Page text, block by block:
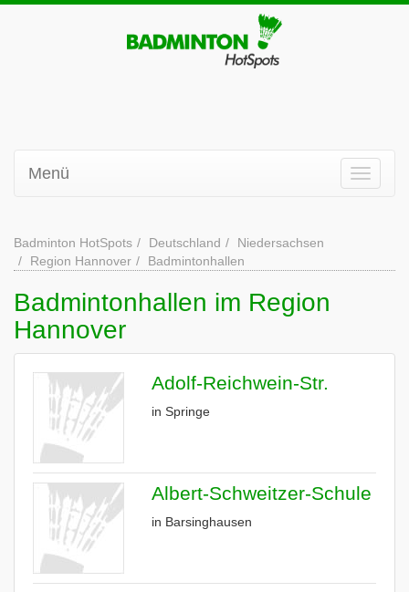
Menü
Badminton HotSpots Deutschland
Niedersachsen
Region Hannover
Badmintonhallen
Badmintonhallen im Region
Hannover
Adolf-Reichwein-Str.
in Springe
Albert-Schweitzer-Schule
in Barsinghausen